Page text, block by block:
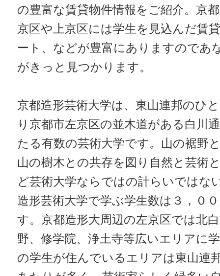
の豊富な賃貸物件情報をご紹介。京
京区や上京区には学生を見込んだ賃
ート、などが豊富にありますのであ
がきっと見つかります。
京都造形芸術大学は、東山連邦のひ
り京都市左京区の並木道がある白川
たる有数の芸術大学です。山の裾野
山の樹木との共存を図り自然と芸術
ど芸術大学ならではの計らいではな
造形芸術大学で学ぶ学生数は３，０
す。京都造形大周辺の左京区では北
野、修学院、浄土寺等広いエリアに
の学生が住んでいるエリアは東山連